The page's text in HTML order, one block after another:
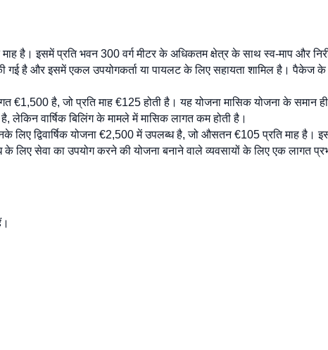
है। इसमें प्रति भवन 300 वर्ग मीटर के अधिकतम क्षेत्र के साथ स्व-माप और
गई है और इसमें एकल उपयोगकर्ता या पायलट के लिए सहायता शामिल है। पैकेज के
€1,500 है, जो प्रति माह €125 होती है। यह योजना मासिक योजना के समान ही
वार्षिक बिलिंग के मामले में मासिक लागत कम होती है।
लिए द्विवार्षिक योजना €2,500 में उपलब्ध है, जो औसतन €105 प्रति माह है।
लिए सेवा का उपयोग करने की योजना बनाने वाले व्यवसायों के लिए एक लागत